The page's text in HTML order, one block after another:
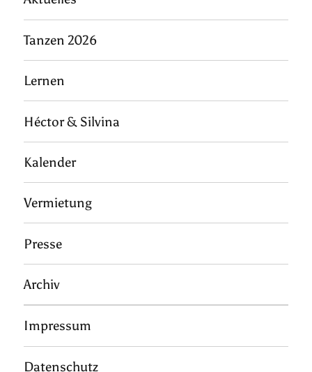
Tanzen 2026
Lernen
Héctor & Silvina
Kalender
Vermietung
Presse
Archiv
Impressum
Datenschutz